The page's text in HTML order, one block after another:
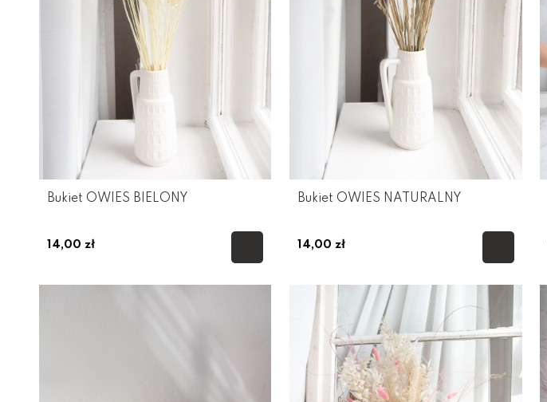
Bukiet OWIES BIELONY
14,00 zł
Bukiet OWIES NATURALNY
14,00 zł